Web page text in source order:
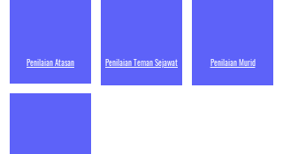
Penilaian Atasan Penilaian Teman Sejawat Penilaian Murid